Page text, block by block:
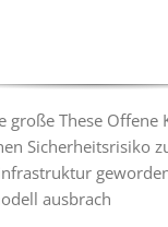
große These Offene
Sicherheitsrisiko
ausbrach